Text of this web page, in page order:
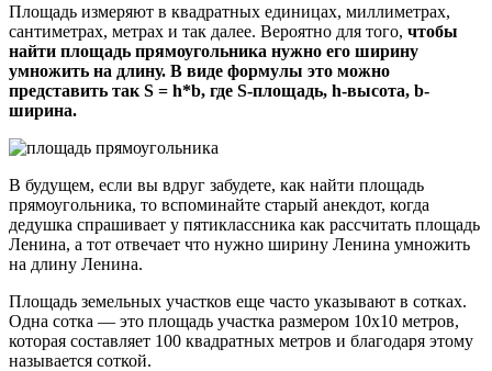
Площадь измеряют в квадратных единицах, миллиметрах,
сантиметрах, метрах и так далее. Вероятно для того, чтобы
найти площадь прямоугольника нужно его ширину
умножить на длину. В виде формулы это можно
представить так S = h*b, где S-площадь, h-высота, b-
ширина.
В будущем, если вы вдруг забудете, как найти площадь
прямоугольника, то вспоминайте старый анекдот, когда
дедушка спрашивает у пятиклассника как рассчитать площадь
Ленина, а тот отвечает что нужно ширину Ленина умножить
на длину Ленина.
Площадь земельных участков еще часто указывают в сотках.
Одна сотка — это площадь участка размером 10х10 метров,
которая составляет 100 квадратных метров и благодаря этому
называется соткой.